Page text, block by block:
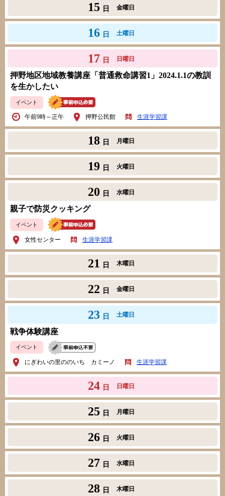
15 日 金曜日
16 日 土曜日
17 日 日曜日
押野地区地域教養講座「普通救命講習1」2024.1.1の教訓
を生かしたい
イベント
午前9時～正午 押野公民館 生涯学習課
18 日 月曜日
19 日 火曜日
20 日 水曜日
親子で防災クッキング
イベント
女性センター 生涯学習課
21 日 木曜日
22 日 金曜日
23 日 土曜日
戦争体験講座
イベント
にぎわいの里ののいち カミーノ 生涯学習課
24 日 日曜日
25 日 月曜日
26 日 火曜日
27 日 水曜日
28 日 木曜日